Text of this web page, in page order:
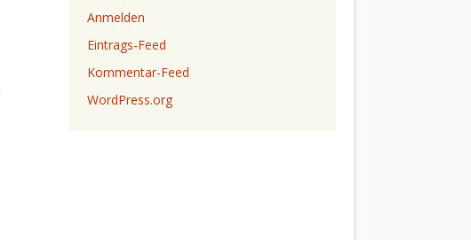
Anmelden
Eintrags-Feed
Kommentar-Feed
WordPress.org